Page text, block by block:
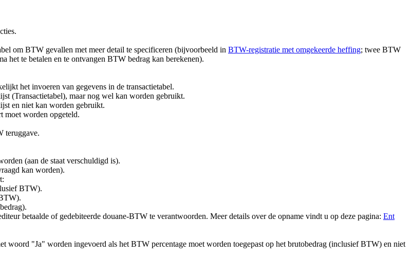
om BTW gevallen met meer detail te specificeren (bijvoorbeeld in BTW-registratie met omgekeerde heffing; twee BTW
het te betalen en te ontvangen BTW bedrag kan berekenen).
het invoeren van gegevens in de transactietabel.
(Transactietabel), maar nog wel kan worden gebruikt.
en niet kan worden gebruikt.
moet worden opgeteld.
teruggave.
(aan de staat verschuldigd is).
kan worden).
BTW).
betaalde of gedebiteerde douane-BTW te verantwoorden. Meer details over de opname vindt u op deze pagina: Ent
woord "Ja" worden ingevoerd als het BTW percentage moet worden toegepast op het brutobedrag (inclusief BTW) en niet